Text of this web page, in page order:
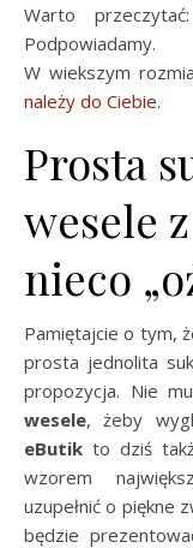
Warto
Podpowiadamy.
W wiekszym
należy do Ciebie.
Prosta
wesele
nieco
Pamiętajcie o tym,
prosta jednolita
propozycja. Nie
wesele, żeby
eButik to dziś
wzorem
uzupełnić o piękne
będzie